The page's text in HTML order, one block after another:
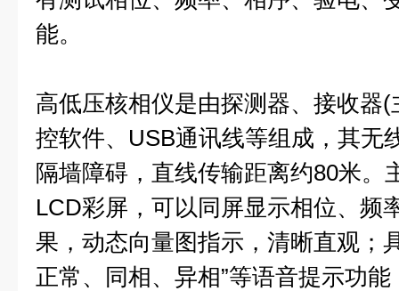
能。
高低压核相仪是由探测器、接收器
控软件、USB通讯线等组成，其无
隔墙障碍，直线传输距离约80米。
LCD彩屏，可以同屏显示相位、频
果，动态向量图指示，清晰直观；
正常、同相、异相”等语音提示功